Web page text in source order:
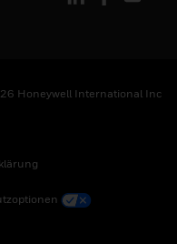
Honeywell International Inc